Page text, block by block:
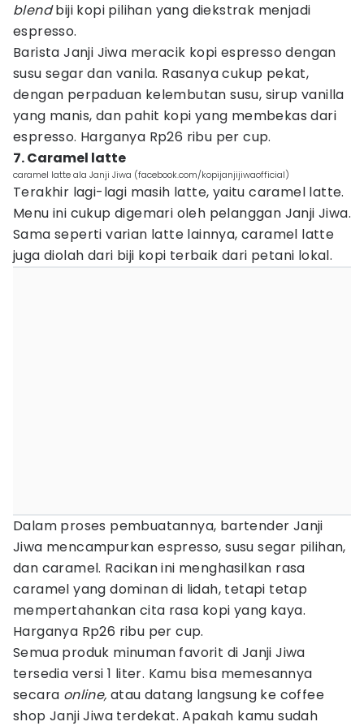
blendbiji kopi pilihan yang diekstrak menjadi
espresso.
Barista Janji Jiwa meracik kopi espresso dengan
susu segar dan vanila. Rasanya cukup pekat,
dengan perpaduan kelembutan susu, sirup vanilla
yang manis, dan pahit kopi yang membekas dari
espresso. Harganya Rp26 ribu per cup.
7. Caramel latte
caramel latte ala Janji Jiwa (facebook.com/kopijanjijiwaofficial)
Terakhir lagi-lagi masih latte, yaitu caramel latte.
Menu ini cukup digemari oleh pelanggan Janji Jiwa.
Sama seperti varian latte lainnya, caramel latte
juga diolah dari biji kopi terbaik dari petani lokal.
Dalam proses pembuatannya, bartender Janji
Jiwa mencampurkan espresso, susu segar pilihan,
dan caramel. Racikan ini menghasilkan rasa
caramel yang dominan di lidah, tetapi tetap
mempertahankan cita rasa kopi yang kaya.
Harganya Rp26 ribu per cup.
Semua produk minuman favorit di Janji Jiwa
tersedia versi 1 liter. Kamu bisa memesannya
secara online, atau datang langsung ke coffee
shop Janji Jiwa terdekat. Apakah kamu sudah